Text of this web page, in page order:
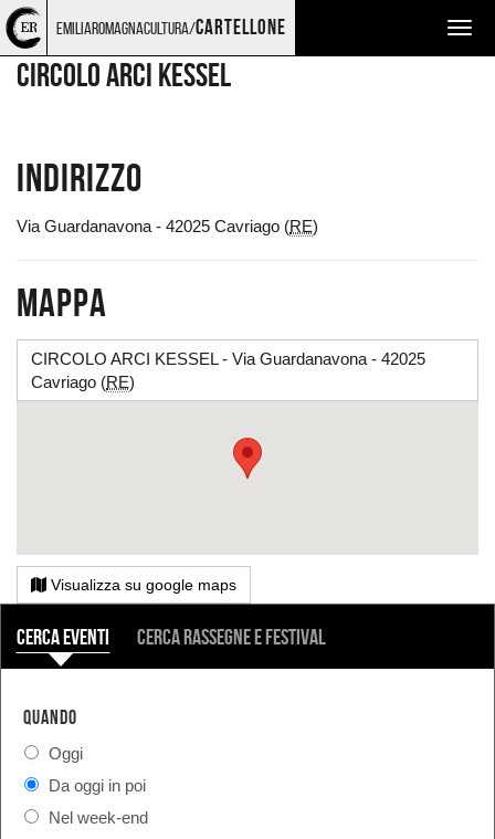
Torna
alla
home
page
Cerca
nel
sito
Salta
ai
contenuti
Salta
al
menu
principale
emiliaromagnacultura/cartellone
LUOGHI
CIRCOLO ARCI KESSEL
Indirizzo
Via Guardanavona - 42025 Cavriago (RE)
Mappa
CIRCOLO ARCI KESSEL - Via Guardanavona - 42025
Cavriago (RE)
Visualizza su google maps
COSA
Cerca eventi Cerca rassegne e festival
QUANDO
Oggi
Da oggi in poi
Nel week-end